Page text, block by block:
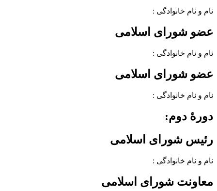
نام و نام خانوادگی :
عضو شورای اسلامی
نام و نام خانوادگی :
عضو شورای اسلامی
نام و نام خانوادگی :
دورهٔ دوم:
رئیس شورای اسلامی
نام و نام خانوادگی :
معاونت شورای اسلامی